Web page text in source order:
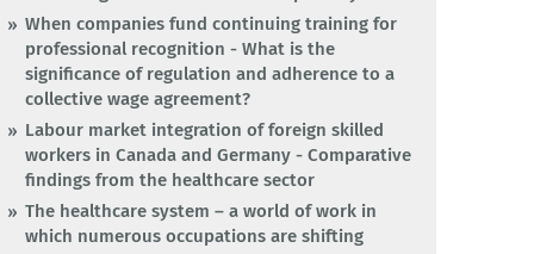
When companies fund continuing training for
professional recognition - What is the
significance of regulation and adherence to a
collective wage agreement?
Labour market integration of foreign skilled
workers in Canada and Germany - Comparative
findings from the healthcare sector
The healthcare system – a world of work in
which numerous occupations are shifting